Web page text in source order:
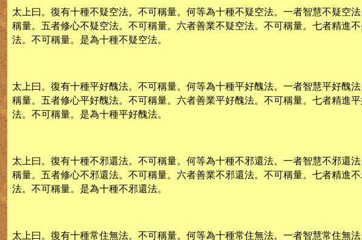
太上曰。復有十種不疑空法。不可稱量。何等為十種不疑空法。一者智慧不疑空
稱量。五者修心不疑空法。不可稱量。六者善業不疑空法。不可稱量。七者精進
法。不可稱量。是為十種不疑空法。
太上曰。復有十種平好醜法。不可稱量。何等為十種平好醜法。一者智慧平好醜
稱量。五者修心平好醜法。不可稱量。六者善業平好醜法。不可稱量。七者精進
法。不可稱量。是為十種平好醜法。
太上曰。復有十種不邪還法。不可稱量。何等為十種不邪還法。一者智慧不邪還
稱量。五者修心不邪還法。不可稱量。六者善業不邪還法。不可稱量。七者精進
法。不可稱量。是為十種不邪還法。
太上曰。復有十種常住無法。不可稱量。何等為十種常住無法。一者智慧常住無